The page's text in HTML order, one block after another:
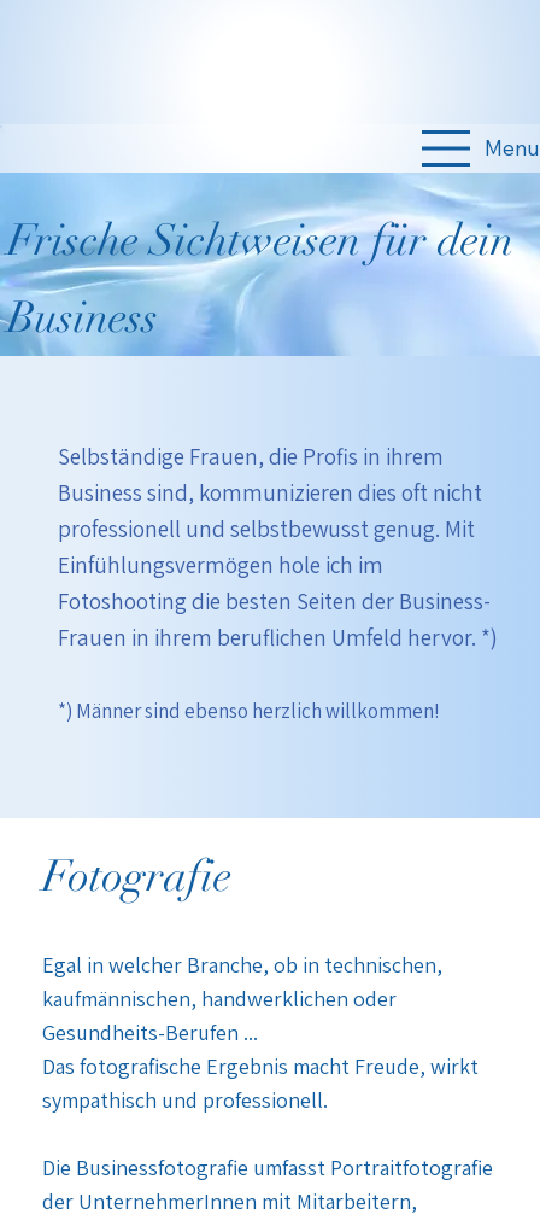
Menu
Frische Sichtweisen für dein
Business
Selbständige Frauen, die Profis in ihrem
Business sind, kommunizieren dies oft nicht
professionell und selbstbewusst genug.​ Mit
Einfühlungsvermögen hole ich im
Fotoshooting die besten Seiten der Business-
Frauen in ihrem beruflichen Umfeld hervor. *)
*) Männer sind ebenso herzlich willkommen!
Fotografie
Egal in welcher Branche, ob in technischen,
kaufmännischen, handwerklichen oder
Gesundheits-Berufen ...
Das fotografische Ergebnis macht Freude, wirkt
sympathisch und professionell.
Die Businessfotografie umfasst Portraitfotografie
der UnternehmerInnen mit Mitarbeitern,